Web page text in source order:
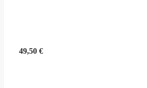
49,50 €